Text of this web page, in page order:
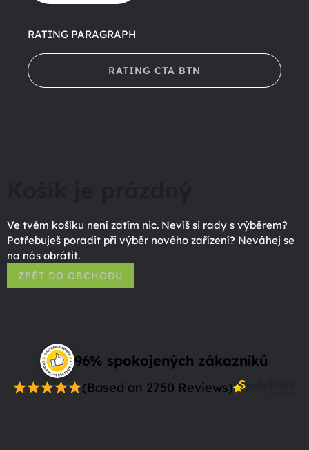
RATING PARAGRAPH
RATING CTA BTN
Ve tvém košíku není zatím nic. Nevíš si rady s výběrem?
Potřebuješ poradit při výběr nového zařízení? Neváhej se
na nás obrátit.
ZPĚT DO OBCHODU
96% spokojených zákazníků
(Based on 2750 Reviews)